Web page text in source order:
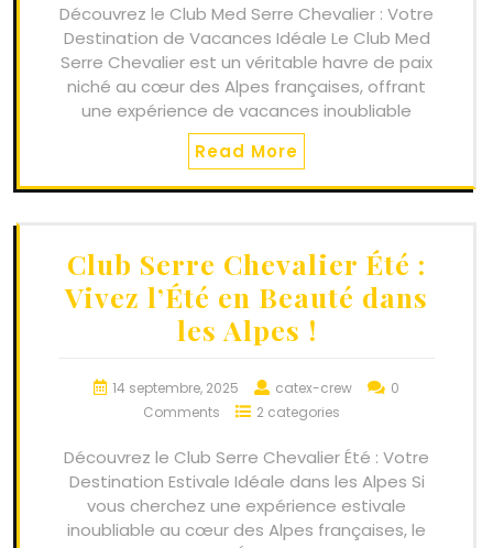
Découvrez le Club Med Serre Chevalier : Votre
Destination de Vacances Idéale Le Club Med
Serre Chevalier est un véritable havre de paix
niché au cœur des Alpes françaises, offrant
une expérience de vacances inoubliable
Read More
Club Serre Chevalier Été :
Vivez l’Été en Beauté dans
les Alpes !
14 septembre, 2025 catex-crew
0
Comments
2 categories
Découvrez le Club Serre Chevalier Été : Votre
Destination Estivale Idéale dans les Alpes Si
vous cherchez une expérience estivale
inoubliable au cœur des Alpes françaises, le